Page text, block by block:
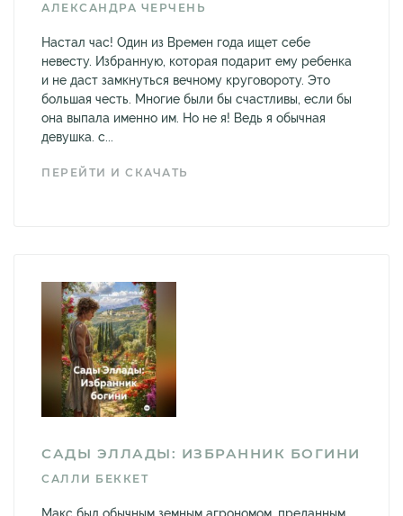
АЛЕКСАНДРА ЧЕРЧЕНЬ
Настал час! Один из Времен года ищет себе
невесту. Избранную, которая подарит ему ребенка
и не даст замкнуться вечному круговороту. Это
большая честь. Многие были бы счастливы, если бы
она выпала именно им. Но не я! Ведь я обычная
девушка. с...
ПЕРЕЙТИ И СКАЧАТЬ
САДЫ ЭЛЛАДЫ: ИЗБРАННИК БОГИНИ
САЛЛИ БЕККЕТ